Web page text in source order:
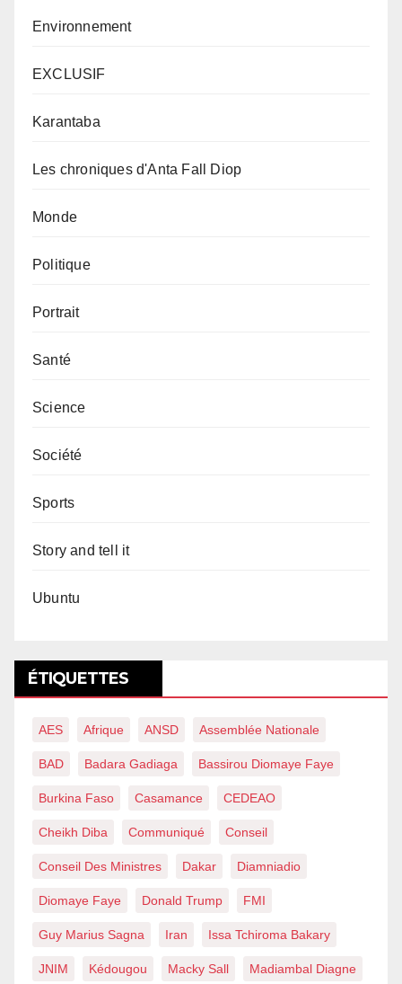
Environnement
EXCLUSIF
Karantaba
Les chroniques d'Anta Fall Diop
Monde
Politique
Portrait
Santé
Science
Société
Sports
Story and tell it
Ubuntu
ÉTIQUETTES
AES Afrique ANSD Assemblée Nationale
BAD Badara Gadiaga Bassirou Diomaye Faye
Burkina Faso Casamance CEDEAO
Cheikh Diba Communiqué Conseil
Conseil Des Ministres Dakar Diamniadio
Diomaye Faye Donald Trump FMI
Guy Marius Sagna Iran Issa Tchiroma Bakary
JNIM Kédougou Macky Sall Madiambal Diagne